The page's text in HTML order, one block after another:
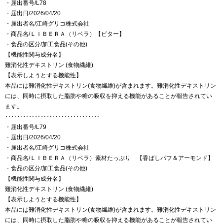
・届出番号/L78
・届出日/2026/04/20
・届出者名/江崎グリコ株式会社
・商品名/ＬＩＢＥＲＡ（リベラ）【ビター】
・食品の区分/加工食品(その他)
【機能性関与成分名】
難消化性デキストリン (食物繊維)
【表示しようとする機能性】
本品には難消化性デキストリン(食物繊維)が含まれます。難消化性デキストリン
には、同時に摂取した脂肪や糖の吸収を抑える機能があることが報告されてい
ます。
‥‥‥‥‥‥‥‥‥‥‥‥‥‥‥‥
・届出番号/L79
・届出日/2026/04/20
・届出者名/江崎グリコ株式会社
・商品名/ＬＩＢＥＲＡ（リベラ）素材たっぷり 【香ばしパフ＆アーモンド】
・食品の区分/加工食品(その他)
【機能性関与成分名】
難消化性デキストリン (食物繊維)
【表示しようとする機能性】
本品には難消化性デキストリン(食物繊維)が含まれます。難消化性デキストリン
には、同時に摂取した脂肪や糖の吸収を抑える機能があることが報告されてい